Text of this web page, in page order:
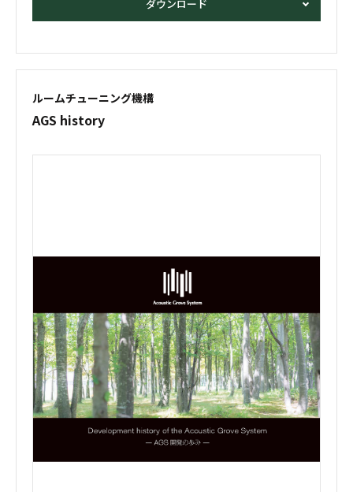
ダウンロード
ルームチューニング機構
AGS history